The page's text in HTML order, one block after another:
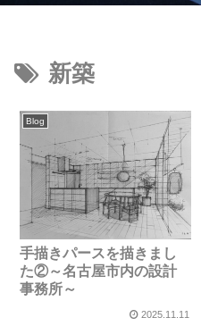
新築
Blog
手描きパースを描きまし
た②～名古屋市内の設計
事務所～
2025.11.11